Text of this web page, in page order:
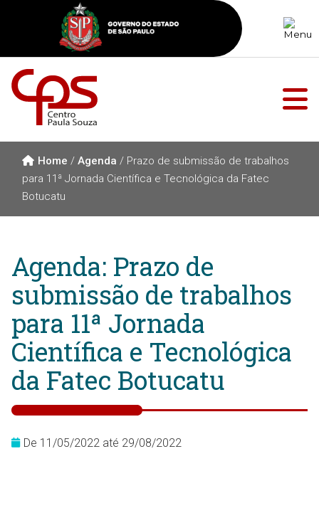
Home / Agenda / Prazo de submissão de trabalhos
para 11ª Jornada Científica e Tecnológica da Fatec
Botucatu
Agenda: Prazo de
submissão de trabalhos
para 11ª Jornada
Científica e Tecnológica
da Fatec Botucatu
De 11/05/2022 até 29/08/2022